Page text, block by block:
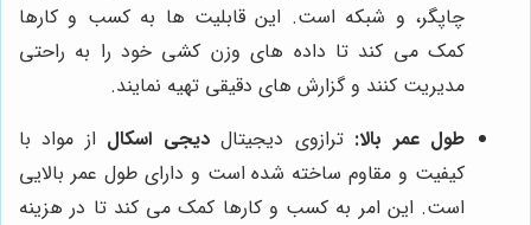
چاپگر، و شبکه است. این قابلیت ها به کسب و کارها
کمک می کند تا داده های وزن کشی خود را به راحتی
مدیریت کنند و گزارش های دقیقی تهیه نمایند.
طول عمر بالا: ترازوی دیجیتالدیجی اسکال از مواد با
کیفیت و مقاوم ساخته شده است و دارای طول عمر بالایی
است. این امر به کسب و کارها کمک می کند تا در هزینه